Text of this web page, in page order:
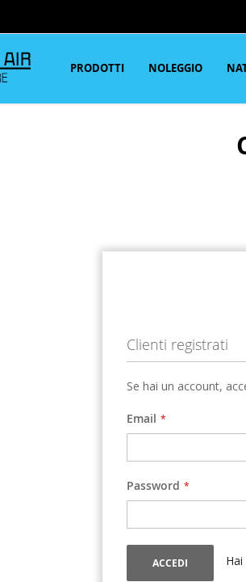
PRODOTTI NOLEGGIO
Clienti registrati
Se hai un account,
Email
Password
ACCEDI